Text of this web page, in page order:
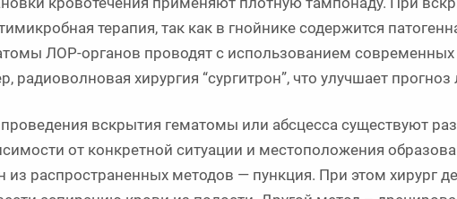
терапия, так как в гнойнике содержится
ЛОР-органов проводят с использованием современных
радиоволновая хирургия “сургитрон”, что улучшает прогноз
вскрытия гематомы или абсцесса существуют
от конкретной ситуации и местоположения
из распространенных методов — пункция. При этом хирург